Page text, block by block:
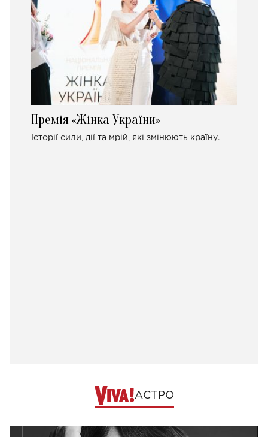
Премія «Жінка України»
Історії сили, дії та мрій, які змінюють країну.
АСТРО